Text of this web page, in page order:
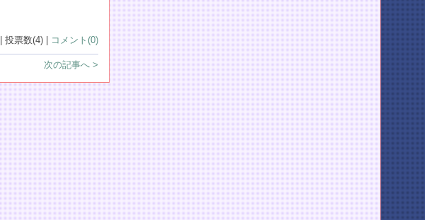
| 投票数(4) | コメント(0)
次の記事へ >